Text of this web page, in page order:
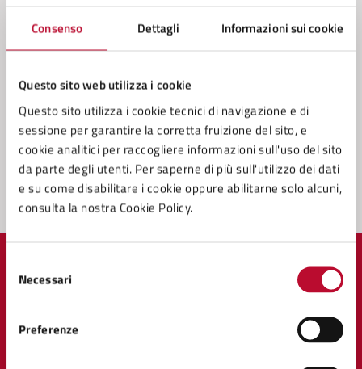
Consenso Dettagli Informazioni sui cookie
Questo sito web utilizza i cookie
Questo sito utilizza i cookie tecnici di navigazione e di
sessione per garantire la corretta fruizione del sito, e
cookie analitici per raccogliere informazioni sull'uso del sito
da parte degli utenti. Per saperne di più sull'utilizzo dei dati
e su come disabilitare i cookie oppure abilitarne solo alcuni,
consulta la nostra Cookie Policy.
delNecessari
Preferenze
Quanto sono chiare le informazioni su questa